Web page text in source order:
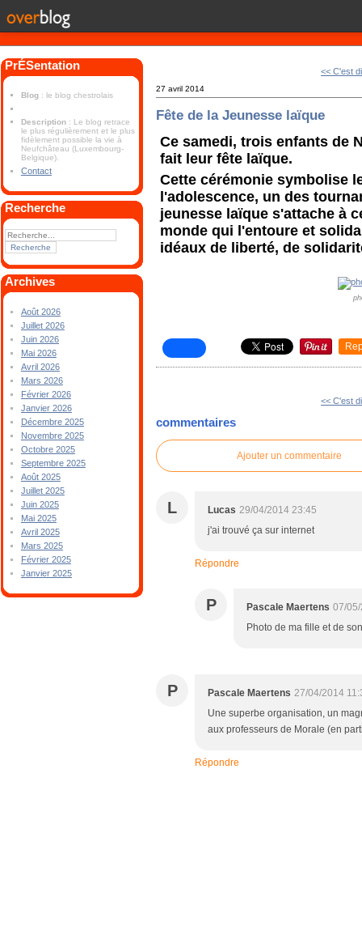
PrÉSentation
Blog : le blog chestrolais
Description : Le blog retrace
le plus régulièrement et le plus
fidèlement possible la vie à
Neufchâteau (Luxembourg-
Belgique).
Contact
Recherche
Archives
Août 2026
Juillet 2026
Juin 2026
Mai 2026
Avril 2026
Mars 2026
Février 2026
Janvier 2026
Décembre 2025
Novembre 2025
Octobre 2025
Septembre 2025
Août 2025
Juillet 2025
Juin 2025
Mai 2025
Avril 2025
Mars 2025
Février 2025
Janvier 2025
<< C'est
27 avril 2014
Fête de la Jeunesse laïque
Ce samedi, trois enfants de
fait leur fête laïque.
Cette cérémonie symbolise
l'adolescence, un des
jeunesse laïque s'attache à
monde qui l'entoure et
idéaux de liberté, de
<< C'est
commentaires
Ajouter un commentaire
L Lucas 29/04/2014 23:45
j'ai trouvé ça sur internet
Répondre
P Pascale Maertens 07/
Photo de ma fille et de
P Pascale Maertens 27/04/2014
Une superbe organisation, un
aux professeurs de Morale (en
Répondre